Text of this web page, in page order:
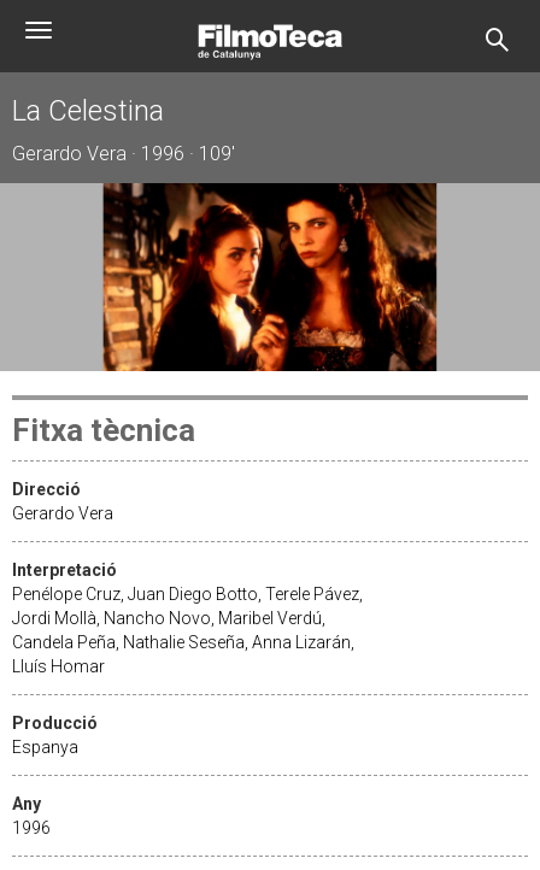
Toggle
La Celestina
Gerardo Vera · 1996 · 109'
Fitxa tècnica
Direcció
Gerardo Vera
Interpretació
Penélope Cruz, Juan Diego Botto, Terele Pávez,
Jordi Mollà, Nancho Novo, Maribel Verdú,
Candela Peña, Nathalie Seseña, Anna Lizarán,
Lluís Homar
Producció
Espanya
Any
1996